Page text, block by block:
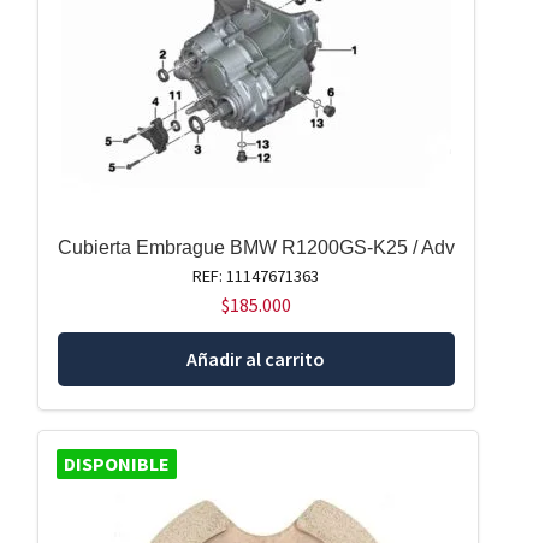
Cubierta Embrague BMW R1200GS-K25 / Adv
REF: 11147671363
$185.000
Añadir al carrito
DISPONIBLE